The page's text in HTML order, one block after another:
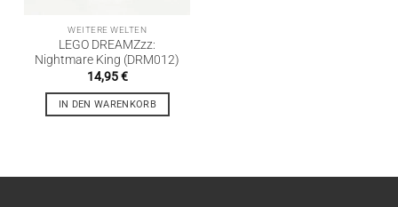
WEITERE WELTEN
LEGO DREAMZzz:
Nightmare King (DRM012)
14,95€
IN DEN WARENKORB